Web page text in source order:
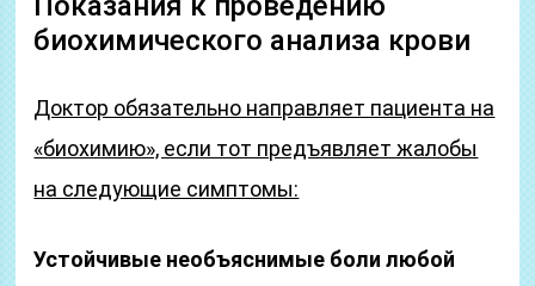
биохимического анализа крови
Доктор обязательно направляет пациента на
«биохимию», если тот предъявляет жалобы
на следующие симптомы:
Устойчивые необъяснимые боли любой